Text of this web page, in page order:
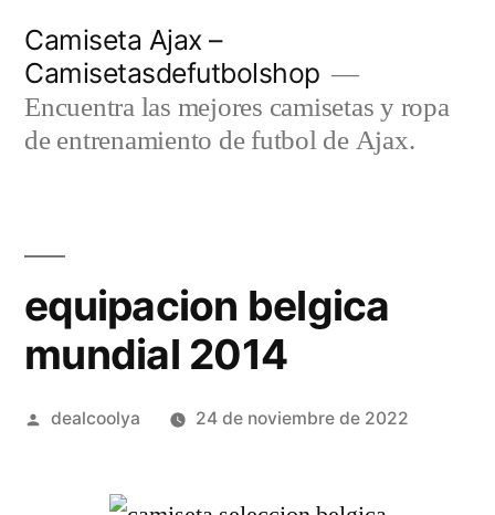
contenido
Camiseta Ajax –
Camisetasdefutbolshop
Encuentra las mejores camisetas y ropa
de entrenamiento de futbol de Ajax.
equipacion belgica
mundial 2014
Publicado
dealcoolya 24 de noviembre de 2022